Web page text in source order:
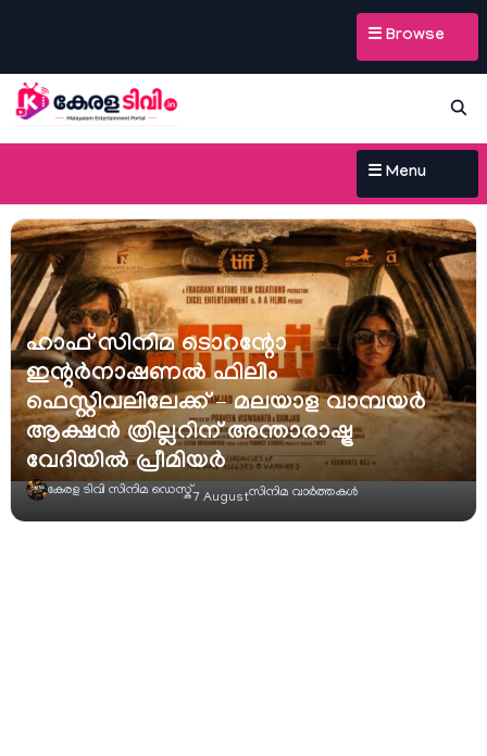
☰ Browse
☰ Menu
ഹാഫ് സിനിമ ടൊറന്റോ
ഇന്റർനാഷണൽ ഫിലിം
ഫെസ്റ്റിവലിലേക്ക് – മലയാള വാമ്പയർ
ആക്ഷൻ ത്രില്ലറിന് അന്താരാഷ്ട്ര
വേദിയിൽ പ്രീമിയർ
കേരള ടിവി സിനിമ ഡെസ്ക്
7 Augustസിനിമ വാര്‍ത്തകള്‍